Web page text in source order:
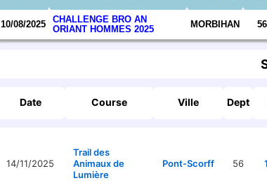
10/08/2025
CHALLENGE BRO AN
ORIANT HOMMES 2025
MORBIHAN 56
Date Course Ville Dept
14/11/2025
Trail des
Animaux de
Lumière
Pont-Scorff 56